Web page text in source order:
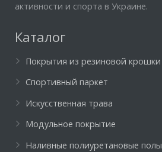
активности и спорта в Украине.
Каталог
Покрытия из резиновой крошки
Спортивный паркет
Искусственная трава
Модульное покрытие
Наливные полиуретановые полы